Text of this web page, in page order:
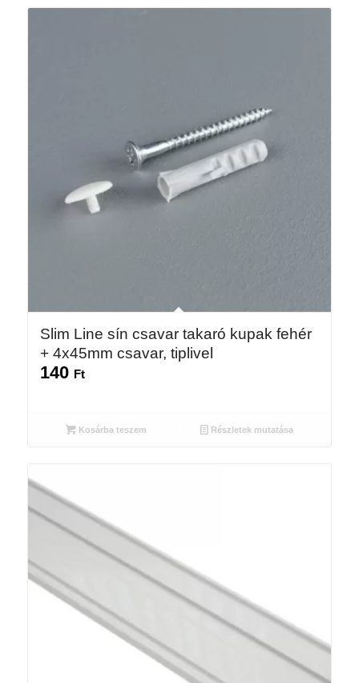
388 Ft
Slim Line sín csavar takaró kupak fehér
+ 4x45mm csavar, tiplivel
140 Ft
Kosárba teszem Részletek mutatása